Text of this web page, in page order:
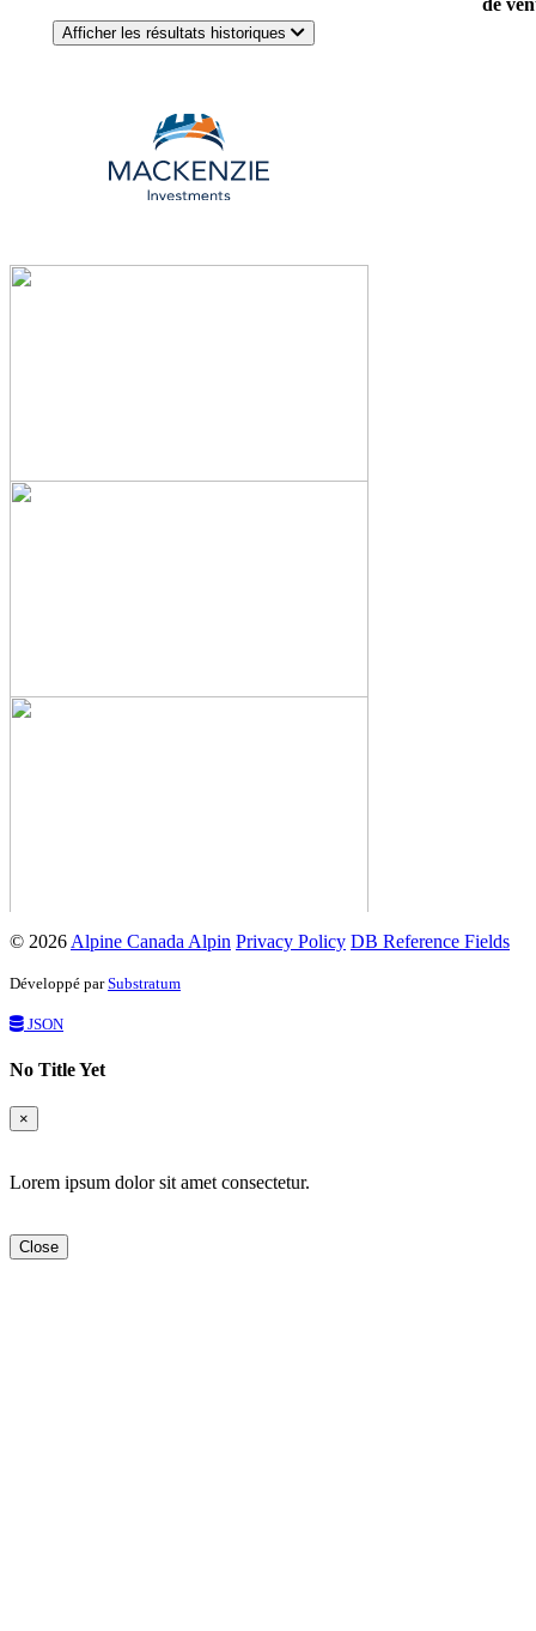
de
Afficher les résultats historiques
© 2026 Alpine Canada Alpin Privacy Policy DB Reference Fields
Développé parSubstratum
JSON
No Title Yet
×
Lorem ipsum dolor sit amet consectetur.
Close